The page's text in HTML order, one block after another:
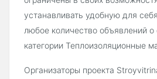
устанавливать удобную для
любое количество объявлений о
категории Теплоизоляционные
Организаторы проекта